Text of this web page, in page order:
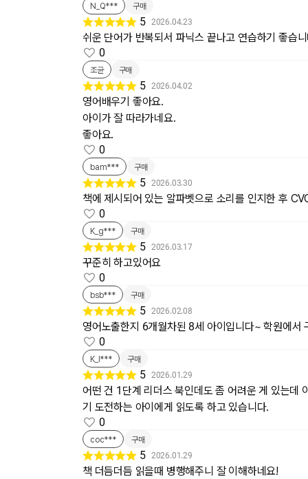
N_Q*** 구매
5 2026.04.23
쉬운 단어가 반복되서 파닉스 끝나고 연습하기 좋습
0
조균 구매
5 2026.04.02
영어배우기 좋아요.
아이가 잘 따라가네요.
좋아요.
0
bam*** 구매
5 2026.03.30
책에 제시되어 있는 알파벳으로 소리를 인지한 후
0
K_g*** 구매
5 2026.03.17
꾸준히 하고있어요
0
bsb*** 구매
5 2026.02.08
영어노출한지 6개월차된 8세 아이입니다~ 학원에서
0
K_I*** 구매
5 2026.01.29
어떤 건 1단계 리더스 북인데도 좀 어려운 게 있는데
기 도전하는 아이에게 읽도록 하고 있습니다.
0
coc*** 구매
5 2026.01.29
책 더듬더듬 읽을때 병행해주니 잘 이해하네요!